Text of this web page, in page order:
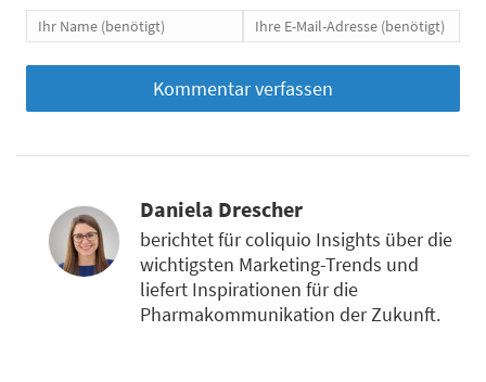
Daniela Drescher
berichtet für coliquio Insights über die
wichtigsten Marketing-Trends und
liefert Inspirationen für die
Pharmakommunikation der Zukunft.